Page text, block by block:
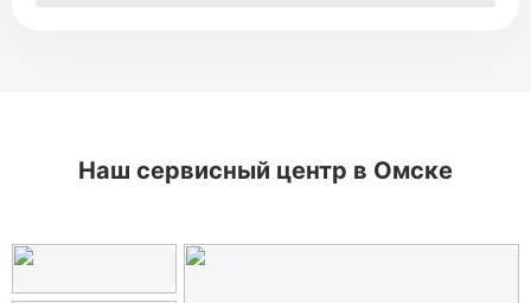
Наш сервисный центр в Омске